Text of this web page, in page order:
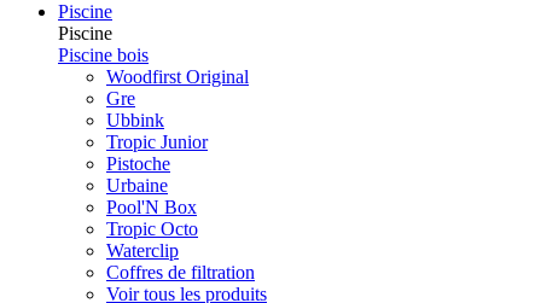
Piscine
Piscine
Piscine bois
Woodfirst Original
Gre
Ubbink
Tropic Junior
Pistoche
Urbaine
Pool'N Box
Tropic Octo
Waterclip
Coffres de filtration
Voir tous les produits